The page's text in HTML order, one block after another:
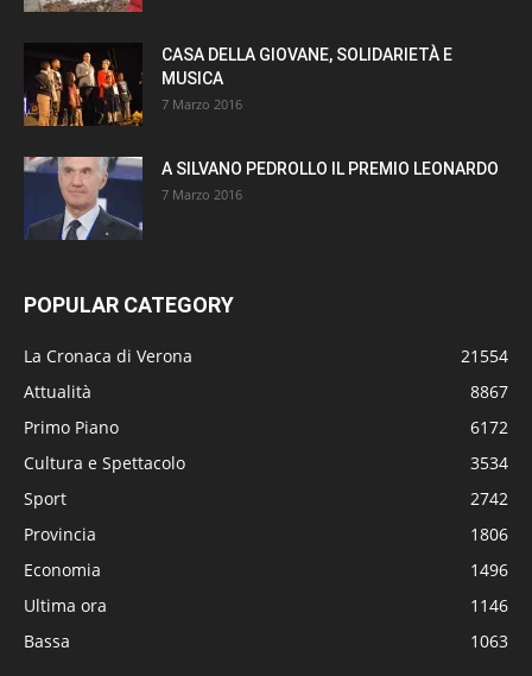
CASA DELLA GIOVANE, SOLIDARIETÀ E
MUSICA
7 Marzo 2016
A SILVANO PEDROLLO IL PREMIO LEONARDO
7 Marzo 2016
POPULAR CATEGORY
La Cronaca di Verona
21554
Attualità
8867
Primo Piano
6172
Cultura e Spettacolo
3534
Sport
2742
Provincia
1806
Economia
1496
Ultima ora
1146
Bassa
1063